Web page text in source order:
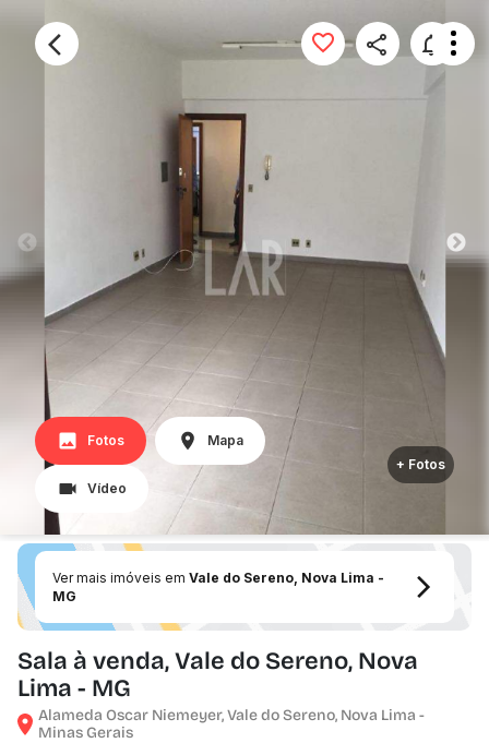
Fotos Mapa
Vídeo
+ Fotos
Ver mais imóveis em Vale do Sereno, Nova Lima -
MG
Sala à venda, Vale do Sereno, Nova
Lima - MG
Alameda Oscar Niemeyer, Vale do Sereno, Nova Lima -
Minas Gerais